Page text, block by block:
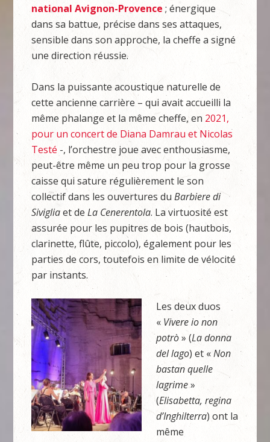
national Avignon-Provence; énergique
dans sa battue, précise dans ses attaques,
sensible dans son approche, la cheffe a signé
une direction réussie.
Dans la puissante acoustique naturelle de
cette ancienne carrière – qui avait accueilli la
même phalange et la même cheffe, en 2021,
pour un concert de Diana Damrau et Nicolas
Testé -, l’orchestre joue avec enthousiasme,
peut-être même un peu trop pour la grosse
caisse qui sature régulièrement le son
collectif dans les ouvertures duBarbiere di
Sivigliaet deLa Cenerentola. La virtuosité est
assurée pour les pupitres de bois (hautbois,
clarinette, flûte, piccolo), également pour les
parties de cors, toutefois en limite de vélocité
par instants.
Les deux duos
« Vivere io non
potrò» (La donna
del lago) et «Non
bastan quelle
lagrime»
(Elisabetta, regina
d’Inghilterra) ont la
même